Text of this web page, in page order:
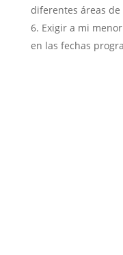
diferentes áreas
Exigir a mi
en las fechas